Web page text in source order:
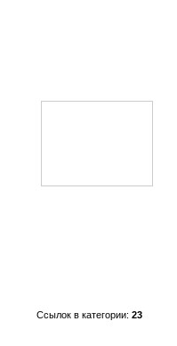
Ссылок в категории: 23